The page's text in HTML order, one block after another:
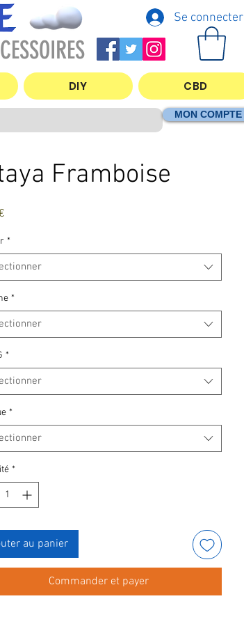
Se connecter
DIY CBD
MON COMPTE
Framboise
*
*
*
*
*
au panier
Commander et payer